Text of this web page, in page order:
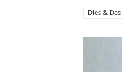
Dies & Das